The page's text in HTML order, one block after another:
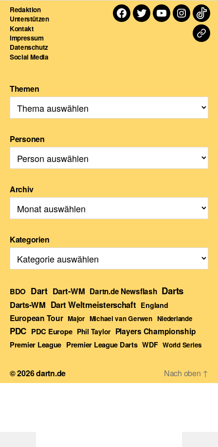
Redaktion
Unterstützen
Kontakt
Impressum
Datenschutz
Social Media
Facebook
TwitterYoutube
Themen
Personen
Archiv
Kategorien
BDO Dart Dart-WM Dartn.de Newsflash Darts
Darts-WM Dart Weltmeisterschaft England
European Tour Major Michael van Gerwen Niederlande
PDC PDC Europe Phil Taylor Players Championship
Premier League Premier League Darts WDF World Series
© 2026dartn.de Nach oben ↑